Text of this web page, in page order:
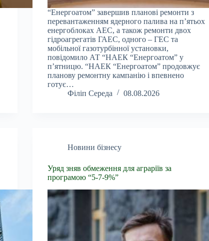
“Енергоатом” завершив планові ремонти з
перевантаженням ядерного палива на п’ятьох
енергоблоках АЕС, а також ремонти двох
гідроагрегатів ГАЕС, одного – ГЕС та
мобільної газотурбінної установки,
повідомило АТ “НАЕК “Енергоатом” у
п’ятницю. “НАЕК “Енергоатом” продовжує
планову ремонтну кампанію і впевнено
готує…
Філіп Середа
08.08.2026
Новини бізнесу
Уряд зняв обмеження для аграріїв за
програмою “5-7-9%”